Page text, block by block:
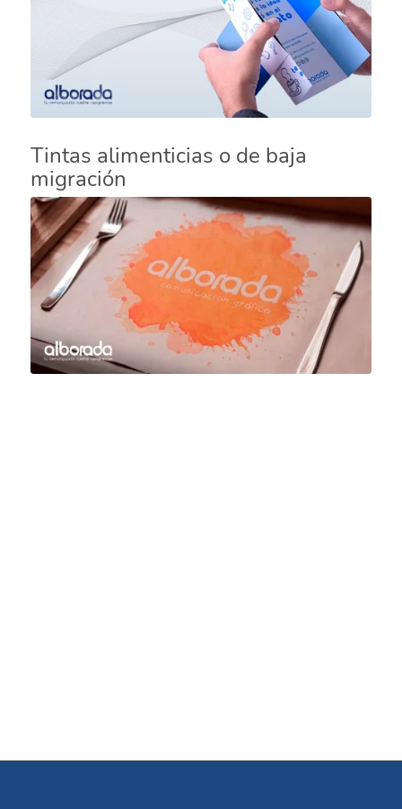
Tintas alimenticias o de baja
migración